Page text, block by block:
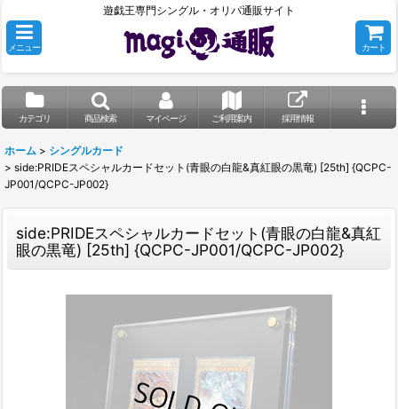
遊戯王専門シングル・オリパ通販サイト
メニュー カート
カテゴリ 商品検索 マイページ ご利用案内 採用情報
ホーム > シングルカード
> side:PRIDEスペシャルカードセット(青眼の白龍&真紅眼の黒竜) [25th] {QCPC-
JP001/QCPC-JP002}
side:PRIDEスペシャルカードセット(青眼の白龍&真紅
眼の黒竜) [25th] {QCPC-JP001/QCPC-JP002}